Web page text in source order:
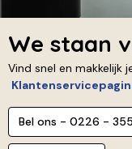
We staan
Vind snel en makkelijk
Bel ons - 0226 -